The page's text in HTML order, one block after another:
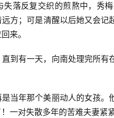
落反复交织的煎熬中，秀
方；可是清醒以后她又会
来。
到有一天，向南处理完所
当年那个美丽动人的女孩
一对失散多年的苦难夫妻紧